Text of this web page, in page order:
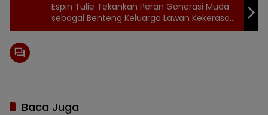
Espin Tulie Tekankan Peran Generasi Muda
sebagai Benteng Keluarga Lawan Kekerasan
Perempuan
Baca Juga